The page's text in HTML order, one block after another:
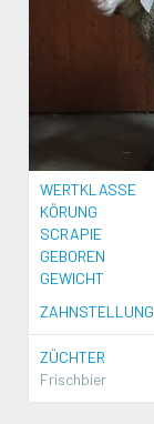
WERTKLASSE
KÖRUNG
SCRAPIE
GEBOREN
GEWICHT
ZAHNSTELLUNG
ZÜCHTER
Frischbier